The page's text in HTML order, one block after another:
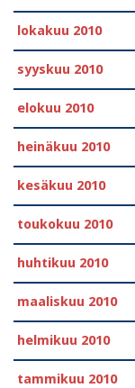
lokakuu 2010
syyskuu 2010
elokuu 2010
heinäkuu 2010
kesäkuu 2010
toukokuu 2010
huhtikuu 2010
maaliskuu 2010
helmikuu 2010
tammikuu 2010